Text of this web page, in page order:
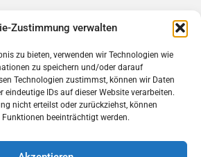
Zustimmung verwalten
zu bieten, verwenden wir Technologien wie
zu speichern und/oder darauf
Technologien zustimmst, können wir Daten
eindeutige IDs auf dieser Website verarbeiten.
nicht erteilst oder zurückziehst, können
beeinträchtigt werden.